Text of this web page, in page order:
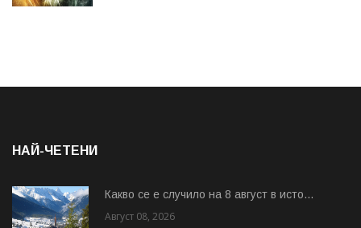
НАЙ-ЧЕТЕНИ
Какво се е случило на 8 август в исто...
Август 08, 2026